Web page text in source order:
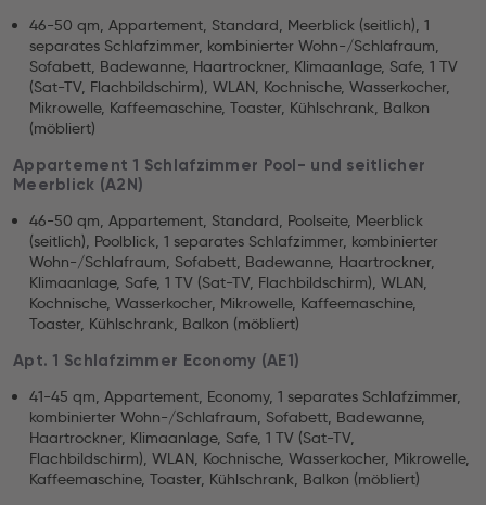
46-50 qm, Appartement, Standard, Meerblick (seitlich), 1
separates Schlafzimmer, kombinierter Wohn-/Schlafraum,
Sofabett, Badewanne, Haartrockner, Klimaanlage, Safe, 1 TV
(Sat-TV, Flachbildschirm), WLAN, Kochnische, Wasserkocher,
Mikrowelle, Kaffeemaschine, Toaster, Kühlschrank, Balkon
(möbliert)
Appartement 1 Schlafzimmer Pool- und seitlicher
Meerblick (A2N)
46-50 qm, Appartement, Standard, Poolseite, Meerblick
(seitlich), Poolblick, 1 separates Schlafzimmer, kombinierter
Wohn-/Schlafraum, Sofabett, Badewanne, Haartrockner,
Klimaanlage, Safe, 1 TV (Sat-TV, Flachbildschirm), WLAN,
Kochnische, Wasserkocher, Mikrowelle, Kaffeemaschine,
Toaster, Kühlschrank, Balkon (möbliert)
Apt. 1 Schlafzimmer Economy (AE1)
41-45 qm, Appartement, Economy, 1 separates Schlafzimmer,
kombinierter Wohn-/Schlafraum, Sofabett, Badewanne,
Haartrockner, Klimaanlage, Safe, 1 TV (Sat-TV,
Flachbildschirm), WLAN, Kochnische, Wasserkocher, Mikrowelle,
Kaffeemaschine, Toaster, Kühlschrank, Balkon (möbliert)